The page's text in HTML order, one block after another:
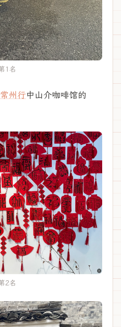
1名
州行中山介咖啡馆的
2名